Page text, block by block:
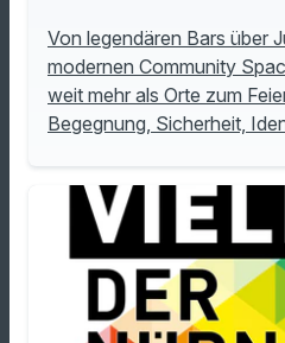
Von legendären Bars über
modernen Community
weit mehr als Orte zum
Begegnung, Sicherheit,